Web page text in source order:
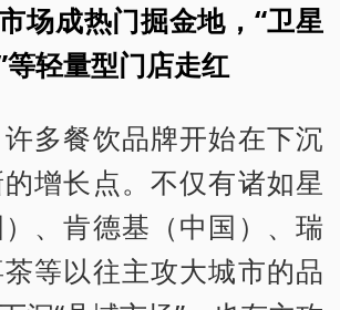
场成热门掘金地，“卫星
等轻量型门店走红
餐饮品牌开始在下沉
增长点。不仅有诸如星
、肯德基（中国）、瑞
等以往主攻大城市的品